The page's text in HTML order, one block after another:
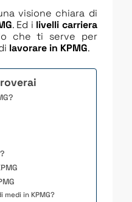
visione chiara di
. Ed i livelli carriera
che ti serve per
lavorare in KPMG.
medi in KPMG?